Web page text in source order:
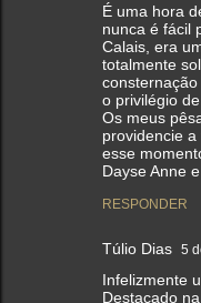
É uma hora
nunca é fácil
Calais, era
totalmente
o privilégio
Os meus
providencie
esse
Dayse Anne
RESPONDER
Túlio Dias 5
Infelizmente
Destacado